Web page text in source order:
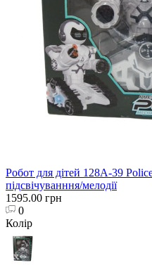
Робот для дітей 128A-39
підсвічуванння/мелодії
1595.00 грн
0
Колір